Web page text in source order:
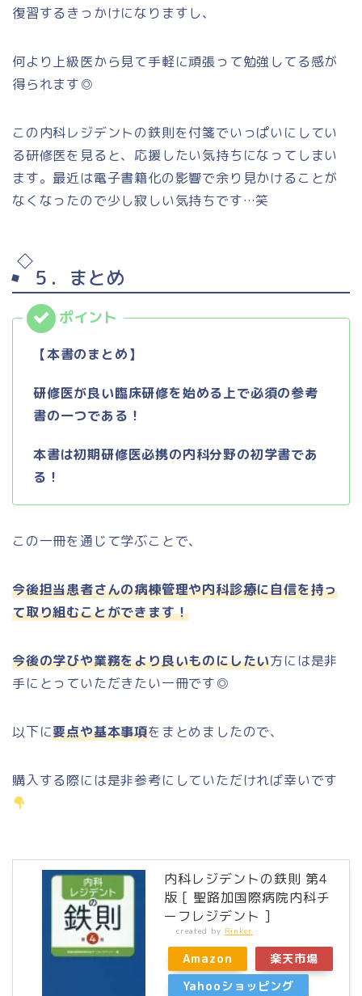
復習するきっかけになりますし、
何より上級医から見て手軽に頑張って勉強してる感が
得られます◎
この内科レジデントの鉄則を付箋でいっぱいにしてい
る研修医を見ると、応援したい気持ちになってしまい
ます。最近は電子書籍化の影響で余り見かけることが
なくなったので少し寂しい気持ちです…笑
５．まとめ
【本書のまとめ】
研修医が良い臨床研修を始める上で必須の参考
書の一つである！
本書は初期研修医必携の内科分野の初学書であ
る！
この一冊を通じて学ぶことで、
今後担当患者さんの病棟管理や内科診療に自信を持っ
て取り組むことができます！
今後の学びや業務をより良いものにしたい方には是非
手にとっていただきたい一冊です◎
以下に要点や基本事項をまとめましたので、
購入する際には是非参考にしていただければ幸いです
内科レジデントの鉄則 第4
版 [ 聖路加国際病院内科チ
ーフレジデント ]
created by Rinker
Amazon
楽天市場
Yahooショッピング